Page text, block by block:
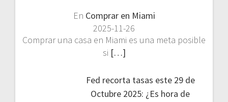
En Comprar en Miami
2025-11-26
Comprar una casa en Miami es una meta posible
si […]
Fed recorta tasas este 29 de
Octubre 2025: ¿Es hora de